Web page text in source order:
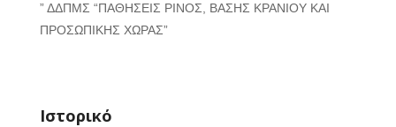
” ΔΔΠΜΣ “ΠΑΘΗΣΕΙΣ ΡΙΝΟΣ, ΒΑΣΗΣ ΚΡΑΝΙΟΥ ΚΑΙ
ΠΡΟΣΩΠΙΚΗΣ ΧΩΡΑΣ”
Ιστορικό